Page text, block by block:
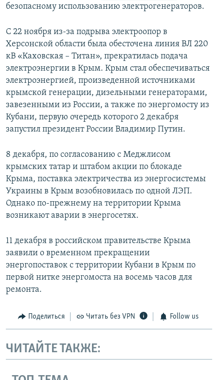
безопасному использованию электрогенераторов.
С 22 ноября из-за подрыва электроопор в
Херсонской области была обесточена линия ВЛ 220
кВ «Каховская – Титан», прекратилась подача
электроэнергии в Крым. Крым стал обеспечиваться
электроэнергией, произведенной источниками
крымской генерации, дизельными генераторами,
завезенными из России, а также по энергомосту из
Кубани, первую очередь которого 2 декабря
запустил президент России Владимир Путин.
8 декабря, по согласованию с Меджлисом
крымских татар и штабом акции по блокаде
Крыма, поставка электричества из энергосистемы
Украины в Крым возобновилась по одной ЛЭП.
Однако по-прежнему на территории Крыма
возникают аварии в энергосетях.
11 декабря в российском правительстве Крыма
заявили о временном прекращении
энергопоставок с территории Кубани в Крым по
первой нитке энергомоста на восемь часов для
ремонта.
Поделиться Читать без VPN Follow us
ЧИТАЙТЕ ТАКЖЕ: